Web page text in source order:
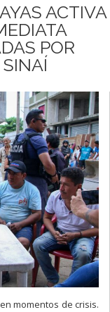
ACTIVA
POR
momentos de crisis.